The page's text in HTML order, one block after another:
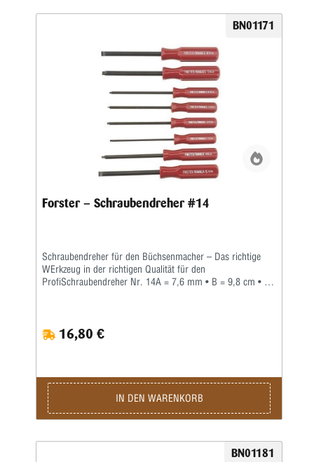
genug für den Einsatz bei vielen anderen Arbeiten.Alle
Forster-Schraubendreher sind aus gehärtetem Stahl der
Spezialschraubendreher sind einzeln erhältlich.Acht der
Meistbenutzten von Ihnen sind daneben auch zu einem
praktischen Set zusammengefasst worden.
BN01171
Forster – Schraubendreher #14
Schraubendreher für den Büchsenmacher – Das richtige
WErkzeug in der richtigen Qualität für den
ProfiSchraubendreher Nr. 14A = 7,6 mm • B = 9,8 cm • C
Jeder Profi weiß, dass man nicht nur Zeit und Mühe spart,
wenn man den richtigen Schraubendreher für jede Arbeit
können.Forster bietet eine Palette spezieller
Schraubendreher an, diespeziell für die besonderen
Schrauben entwickelt wurden, die der Büchsenmacher
häufig antrifft. Gleichzeitig sind diese
genug für den Einsatz bei vielen anderen Arbeiten.Alle
Forster-Schraubendreher sind aus gehärtetem Stahl der
16,80 €
IN DEN WARENKORB
BN01181